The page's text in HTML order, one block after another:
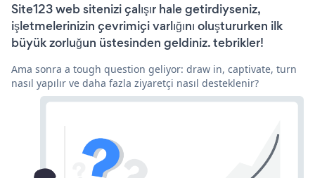
Site123 web sitenizi çalışır hale getirdiyseniz,
işletmelerinizin çevrimiçi varlığını oluştururken ilk
büyük zorluğun üstesinden geldiniz. tebrikler!
Ama sonra a tough question geliyor: draw in, captivate, turn
nasıl yapılır ve daha fazla ziyaretçi nasıl desteklenir?